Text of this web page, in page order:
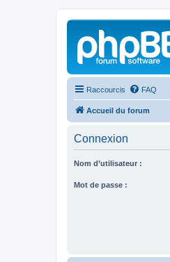
Raccourcis FAQ
Accueil du forum
Connexion
Nom d’utilisateur :
Mot de passe :